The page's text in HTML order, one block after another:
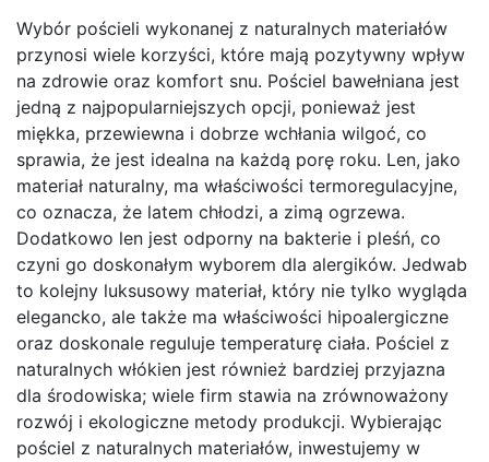
Wybór pościeli wykonanej z naturalnych materiałów
przynosi wiele korzyści, które mają pozytywny wpływ
na zdrowie oraz komfort snu. Pościel bawełniana jest
jedną z najpopularniejszych opcji, ponieważ jest
miękka, przewiewna i dobrze wchłania wilgoć, co
sprawia, że jest idealna na każdą porę roku. Len, jako
materiał naturalny, ma właściwości termoregulacyjne,
co oznacza, że latem chłodzi, a zimą ogrzewa.
Dodatkowo len jest odporny na bakterie i pleśń, co
czyni go doskonałym wyborem dla alergików. Jedwab
to kolejny luksusowy materiał, który nie tylko wygląda
elegancko, ale także ma właściwości hipoalergiczne
oraz doskonale reguluje temperaturę ciała. Pościel z
naturalnych włókien jest również bardziej przyjazna
dla środowiska; wiele firm stawia na zrównoważony
rozwój i ekologiczne metody produkcji. Wybierając
pościel z naturalnych materiałów, inwestujemy w